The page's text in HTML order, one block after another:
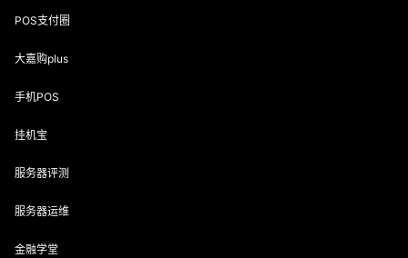
POS支付圈
大嘉购plus
手机POS
挂机宝
服务器评测
服务器运维
金融学堂